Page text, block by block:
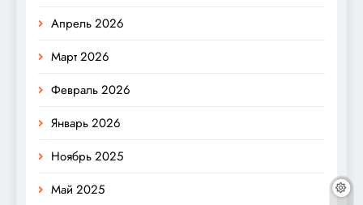
Апрель 2026
Март 2026
Февраль 2026
Январь 2026
Ноябрь 2025
Май 2025